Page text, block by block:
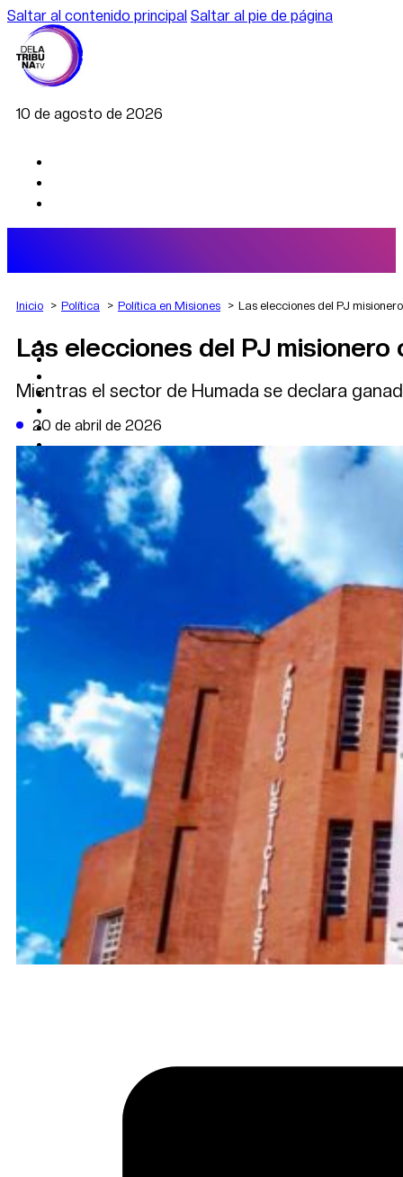
Saltar al contenido principal Saltar al pie de página
10 de agosto de 2026
AGRO
DEPORTES
POLÍTICA
DATA FIRME
DE LA TRIBUNA TV
Inicio Política Política en Misiones Las elecciones del PJ
Las elecciones del PJ misionero
Mientras el sector de Humada se declara
20 de abril de 2026